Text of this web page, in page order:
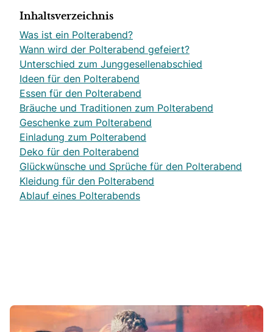
Inhaltsverzeichnis
Was ist ein Polterabend?
Wann wird der Polterabend gefeiert?
Unterschied zum Junggesellenabschied
Ideen für den Polterabend
Essen für den Polterabend
Bräuche und Traditionen zum Polterabend
Geschenke zum Polterabend
Einladung zum Polterabend
Deko für den Polterabend
Glückwünsche und Sprüche für den Polterabend
Kleidung für den Polterabend
Ablauf eines Polterabends